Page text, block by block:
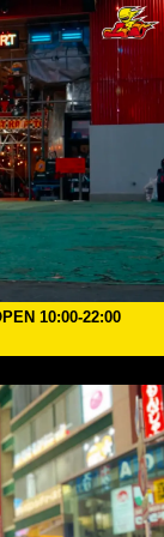
10:00-22:00
Preise
FAQ